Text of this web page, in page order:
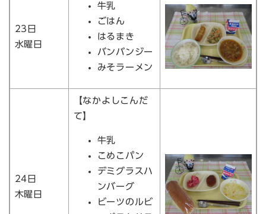
23日
水曜日
牛乳
ごはん
はるまき
バンバンジー
みそラーメン
24日
木曜日
【なかよしこんだ
て】
牛乳
こめこパン
デミグラスハ
ンバーグ
ビーツのルビ